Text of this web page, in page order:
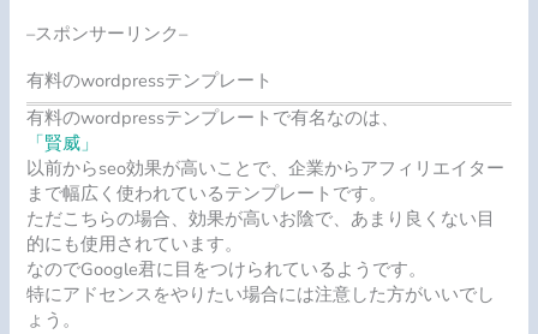
–スポンサーリンク–
有料のwordpressテンプレート
有料のwordpressテンプレートで有名なのは、
「賢威」
以前からseo効果が高いことで、企業からアフィリエイター
まで幅広く使われているテンプレートです。
ただこちらの場合、効果が高いお陰で、あまり良くない目
的にも使用されています。
なのでGoogle君に目をつけられているようです。
特にアドセンスをやりたい場合には注意した方がいいでし
ょう。